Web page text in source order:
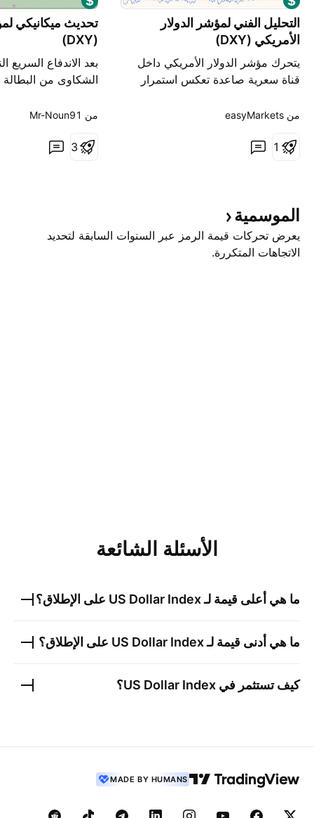
التحليل الفني لمؤشر الدولار
الأمريكي (DXY)
يتحرك مؤشر الدولار الأمريكي داخل
قناة سعرية صاعدة تعكس استمرار
ليستمر المؤشر في تسجيل قمم
المؤشر حاليًا من منطقة مقاومة قوية
مهمًا أمام استم
من ‎easyMarkets‎
1
تحديث ميكانيكي
(DXY)
بعد الاندفاع السريع
الشكاوى من البطالة
الدولار إلى منطقة
الهيكلية الحالية:
من ‎Mr-Noun91‎
3
الموسمية
يعرض تحركات قيمة الرمز عبر السنوات السابقة لتحديد
الاتجاهات المتكررة.
الأسئلة الشائعة
ما هي أعلى قيمة لـUS Dollar Index على الإطلاق؟
ما هي أدنى قيمة لـUS Dollar Index على الإطلاق؟
كيف تستثمر في US Dollar Index؟
MADE BY HUMANS